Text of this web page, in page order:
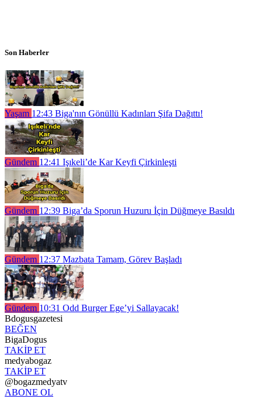
Son Haberler
Yaşam 12:43 Biga'nın Gönüllü Kadınları Şifa Dağıttı!
Gündem 12:41 Işıkeli’de Kar Keyfi Çirkinleşti
Gündem 12:39 Biga’da Sporun Huzuru İçin Düğmeye Basıldı
Gündem 12:37 Mazbata Tamam, Görev Başladı
Gündem 10:31 Odd Burger Ege’yi Sallayacak!
Bdogusgazetesi
BEĞEN
BigaDogus
TAKİP ET
medyabogaz
TAKİP ET
@bogazmedyatv
ABONE OL